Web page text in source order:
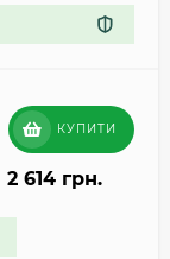
КУПИТИ
2 614 грн.